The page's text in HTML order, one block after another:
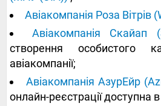
Авіакомпанія Роза Вітрів
Авіакомпанія Скайап
створення особистого
авіакомпанії;
Авіакомпанія АзурЕйр
онлайн-реєстрації доступна